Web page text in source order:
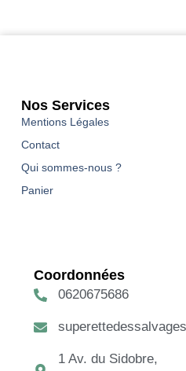
Nos Services
Mentions Légales
Contact
Qui sommes-nous ?
Panier
Coordonnées
0620675686
1 Av. du Sidobre,